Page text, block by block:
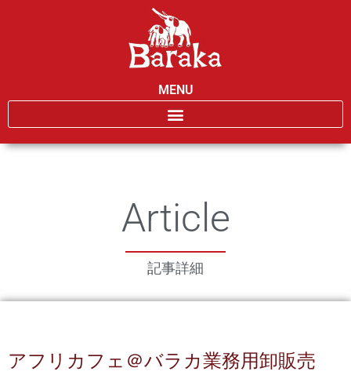
MENU
Article
記事詳細
アフリカフェ＠バラカ業務用卸販売